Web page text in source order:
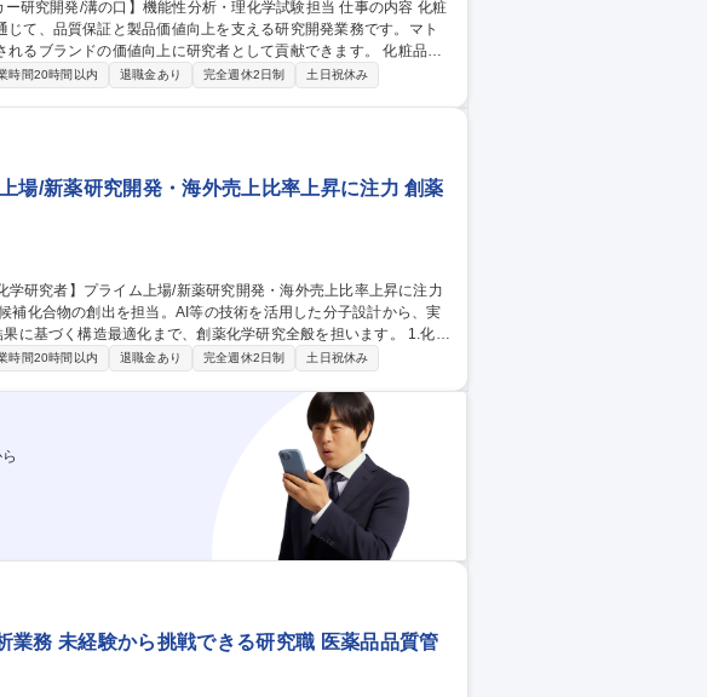
て、品質保証と製品価値向上を支える研究開発業務です。マト
ブランドの価値向上に研究者として貢献できます。 化粧品・
定量、薬事申請資料作成を担当。クレーム品の原因究明や販促デ
分析・理
時間20時間以内 退職金あり 完全週休2日制 土日祝休み
場/新薬研究開発・海外売上比率上昇に注力 創薬
補化合物の創出を担当。AI等の技術を活用した分子設計から、実
基づく構造最適化まで、創薬化学研究全般を担います。 1.化合
規化合物の分子設計(AI・SBDD活用含む) 2.有機合成:合成ルート
等 ※対象領域:免疫、神経、感染症等。新規モダリティへの取り組
研究者】プライム上場/新薬研究開発・海外売上比率上昇に注力
時間20時間以内 退職金あり 完全週休2日制 土日祝休み
業務 未経験から挑戦できる研究職 医薬品品質管